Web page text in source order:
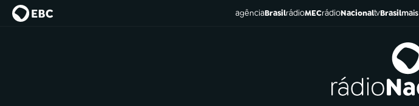
agênciaBrasilrádioMECrádioNacionaltvBrasilmais